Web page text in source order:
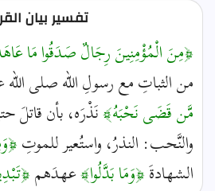
تفسير بيان
﴿مِنَ الْمُؤْمِنِينَ رِجَالٌ صَدَقُوا مَا
من الثباتِ مع رسولِ الله صلى الله
مَّن قَضَى نَحْبَهُ﴾نَذْرَه، بأن قاتلَ
والنَّحب: النذرُ، واستُعير للموتِ
الشهادةَ﴿وَمَا بَدَّلُوا﴾عهدَهم